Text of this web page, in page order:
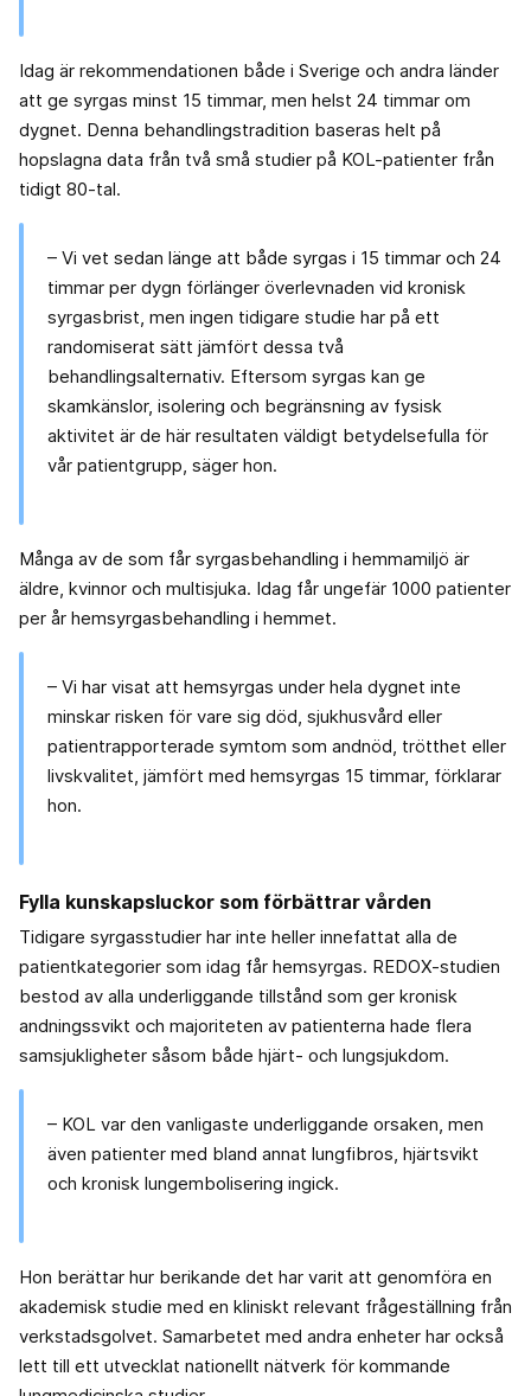
Idag är rekommendationen både i Sverige och andra länder
att ge syrgas minst 15 timmar, men helst 24 timmar om
dygnet. Denna behandlingstradition baseras helt på
hopslagna data från två små studier på KOL-patienter från
tidigt 80-tal.
– Vi vet sedan länge att både syrgas i 15 timmar och 24
timmar per dygn förlänger överlevnaden vid kronisk
syrgasbrist, men ingen tidigare studie har på ett
randomiserat sätt jämfört dessa två
behandlingsalternativ. Eftersom syrgas kan ge
skamkänslor, isolering och begränsning av fysisk
aktivitet är de här resultaten väldigt betydelsefulla för
vår patientgrupp, säger hon.
Många av de som får syrgasbehandling i hemmamiljö är
äldre, kvinnor och multisjuka. Idag får ungefär 1000 patienter
per år hemsyrgasbehandling i hemmet.
– Vi har visat att hemsyrgas under hela dygnet inte
minskar risken för vare sig död, sjukhusvård eller
patientrapporterade symtom som andnöd, trötthet eller
livskvalitet, jämfört med hemsyrgas 15 timmar, förklarar
hon.
Fylla kunskapsluckor som förbättrar vården
Tidigare syrgasstudier har inte heller innefattat alla de
patientkategorier som idag får hemsyrgas. REDOX-studien
bestod av alla underliggande tillstånd som ger kronisk
andningssvikt och majoriteten av patienterna hade flera
samsjukligheter såsom både hjärt- och lungsjukdom.
– KOL var den vanligaste underliggande orsaken, men
även patienter med bland annat lungfibros, hjärtsvikt
och kronisk lungembolisering ingick.
Hon berättar hur berikande det har varit att genomföra en
akademisk studie med en kliniskt relevant frågeställning från
verkstadsgolvet. Samarbetet med andra enheter har också
lett till ett utvecklat nationellt nätverk för kommande